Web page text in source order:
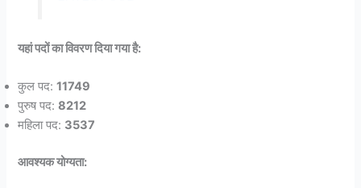
यहां पदों का विवरण दिया गया है:
कुल पद:11749
पुरुष पद:8212
महिला पद: 3537
आवश्यक योग्यता: